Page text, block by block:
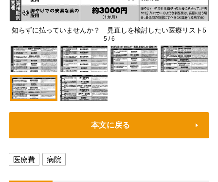
知らずに払っていませんか？ 見直しを検討したい医療リスト5
5/6
本文に戻る
医療費 病院